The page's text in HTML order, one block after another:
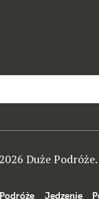
Podróże Jedzenie
Duże Podróże.